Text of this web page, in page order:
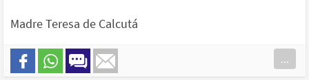
Madre Teresa de Calcutá
...